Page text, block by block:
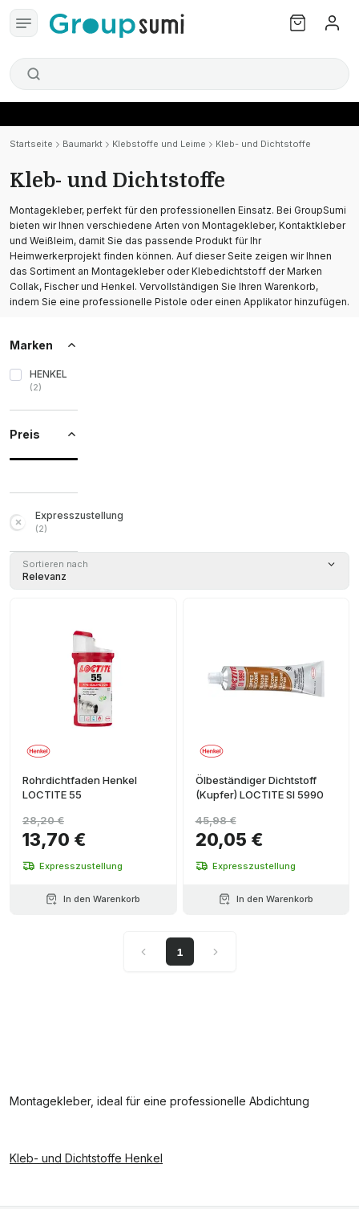
Startseite Baumarkt Klebstoffe und Leime Kleb- und Dichtstoffe
Kleb- und Dichtstoffe
Montagekleber, perfekt für den professionellen Einsatz. Bei GroupSumi
bieten wir Ihnen verschiedene Arten von Montagekleber, Kontaktkleber
und Weißleim, damit Sie das passende Produkt für Ihr
Heimwerkerprojekt finden können. Auf dieser Seite zeigen wir Ihnen
das Sortiment an Montagekleber oder Klebedichtstoff der Marken
Collak, Fischer und Henkel. Vervollständigen Sie Ihren Warenkorb,
indem Sie eine professionelle Pistole oder einen Applikator hinzufügen.
Marken
HENKEL
(2)
Preis
Expresszustellung
(2)
Sortieren nach
Relevanz
Rohrdichtfaden Henkel
LOCTITE 55
13,70 €
28,20 €
Expresszustellung
In den Warenkorb
Ölbeständiger Dichtstoff
(Kupfer) LOCTITE SI 5990
20,05 €
45,98 €
Expresszustellung
In den Warenkorb
1
Montagekleber, ideal für eine professionelle Abdichtung
Kleb- und Dichtstoffe Henkel